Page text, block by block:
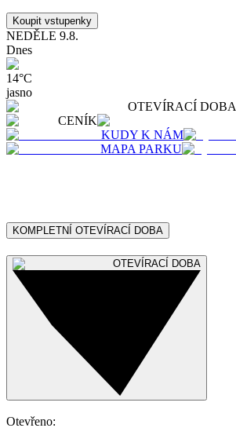
Koupit vstupenky
NEDĚLE 9.8.
Dnes
14°C
jasno
OTEVÍRACÍ DOBA
CENÍK
KUDY K NÁM
MAPA PARKU
KOMPLETNÍ OTEVÍRACÍ DOBA
OTEVÍRACÍ DOBA
Otevřeno: